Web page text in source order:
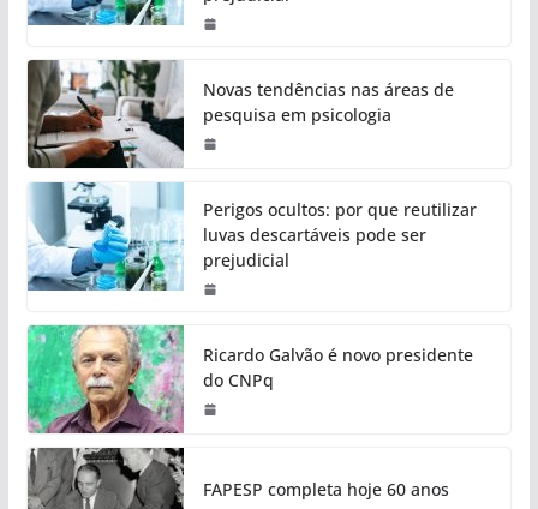
Novas tendências nas áreas de
pesquisa em psicologia
Perigos ocultos: por que reutilizar
luvas descartáveis pode ser
prejudicial
Ricardo Galvão é novo presidente
do CNPq
FAPESP completa hoje 60 anos